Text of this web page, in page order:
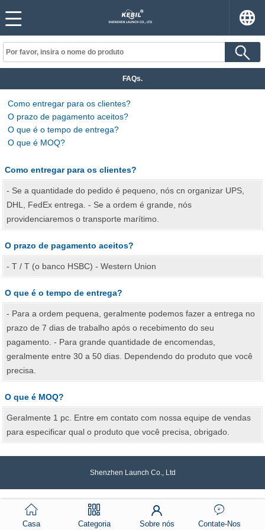
FAQs.
Como entregar para os clientes?
O prazo de pagamento aceitos?
O que é o tempo de entrega?
O que é MOQ?
Como entregar para os clientes?
- Se a quantidade do pedido é pequeno, nós cn organizar UPS,
DHL, FedEx entrega. - Se a ordem é grande, nós
providenciaremos o transporte marítimo.
O prazo de pagamento aceitos?
- T / T (o banco HSBC) - Western Union
O que é o tempo de entrega?
- Para a ordem pequena, geralmente podemos fazer a entrega no
prazo de 7 dias de trabalho após o recebimento do seu
pagamento. - Para grande quantidade de encomendas,
geralmente entre 30 a 50 dias. Dependendo do produto que você
precisa.
O que é MOQ?
Geralmente 1 pc. Entre em contato com nossa equipe de vendas
para especificar qual o produto que você precisa, obrigado.
Shenzhen Launch Co., Ltd
Casa Categoria Sobre nós Contate-Nos